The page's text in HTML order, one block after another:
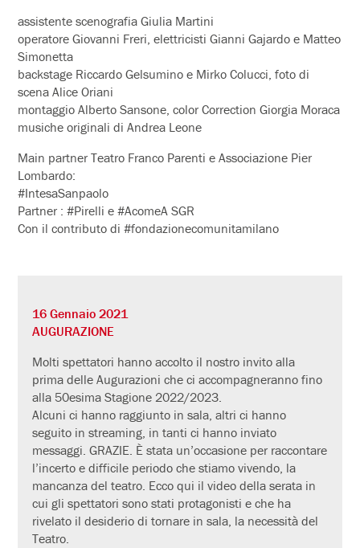
assistente scenografia Giulia Martini
operatore Giovanni Freri, elettricisti Gianni Gajardo e Matteo
Simonetta
backstage Riccardo Gelsumino e Mirko Colucci, foto di
scena Alice Oriani
montaggio Alberto Sansone, color Correction Giorgia Moraca
musiche originali di Andrea Leone
Main partner Teatro Franco Parenti e Associazione Pier
Lombardo:
#IntesaSanpaolo
Partner : #Pirelli e #AcomeA SGR
Con il contributo di #fondazionecomunitamilano
16 Gennaio 2021
AUGURAZIONE
Molti spettatori hanno accolto il nostro invito alla
prima delle Augurazioni che ci accompagneranno fino
alla 50esima Stagione 2022/2023.
Alcuni ci hanno raggiunto in sala, altri ci hanno
seguito in streaming, in tanti ci hanno inviato
messaggi. GRAZIE. È stata un’occasione per raccontare
l’incerto e difficile periodo che stiamo vivendo, la
mancanza del teatro. Ecco qui il video della serata in
cui gli spettatori sono stati protagonisti e che ha
rivelato il desiderio di tornare in sala, la necessità del
Teatro.